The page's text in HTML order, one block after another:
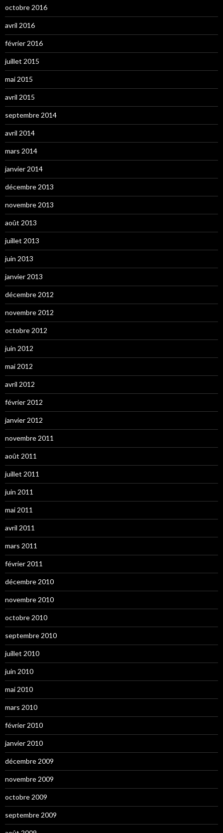
octobre 2016
avril 2016
février 2016
juillet 2015
mai 2015
avril 2015
septembre 2014
avril 2014
mars 2014
janvier 2014
décembre 2013
novembre 2013
août 2013
juillet 2013
juin 2013
janvier 2013
décembre 2012
novembre 2012
octobre 2012
juin 2012
mai 2012
avril 2012
février 2012
janvier 2012
novembre 2011
août 2011
juillet 2011
juin 2011
mai 2011
avril 2011
mars 2011
février 2011
décembre 2010
novembre 2010
octobre 2010
septembre 2010
juillet 2010
juin 2010
mai 2010
mars 2010
février 2010
janvier 2010
décembre 2009
novembre 2009
octobre 2009
septembre 2009